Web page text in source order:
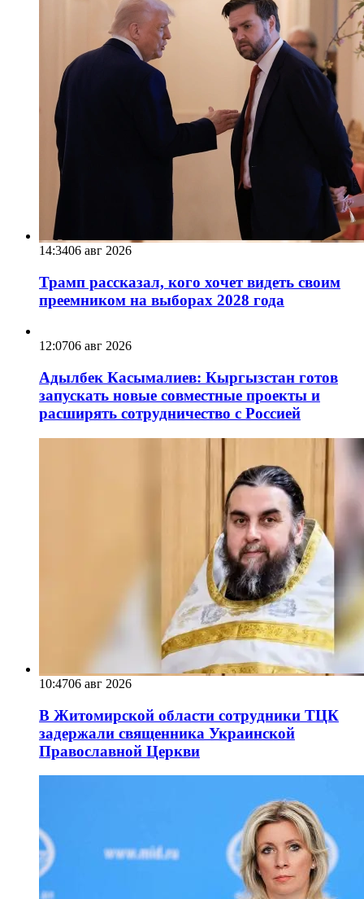
14:3406 авг 2026
Трамп рассказал, кого хочет видеть своим
преемником на выборах 2028 года
12:0706 авг 2026
Адылбек Касымалиев: Кыргызстан готов
запускать новые совместные проекты и
расширять сотрудничество с Россией
10:4706 авг 2026
В Житомирской области сотрудники ТЦК
задержали священника Украинской
Православной Церкви